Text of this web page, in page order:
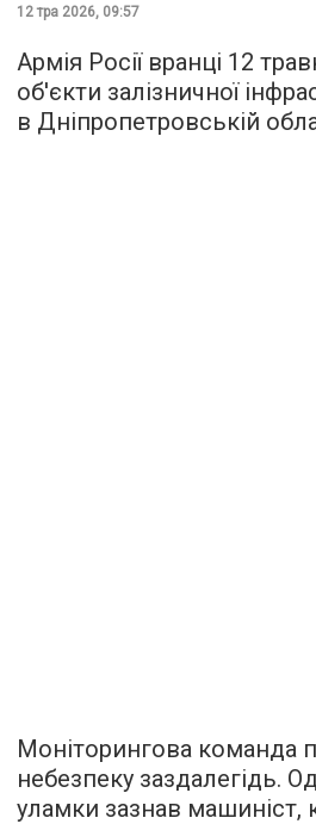
12 тра 2026, 09:57
Армія Росії вранці 12
об'єкти залізничної
в Дніпропетровській
Моніторингова команда
небезпеку заздалегідь.
уламки зазнав машиніст,